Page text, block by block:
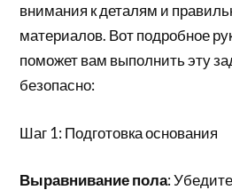
внимания к деталям и
материалов. Вот подробное
поможет вам выполнить эту
безопасно:
Шаг 1: Подготовка основания
Выравнивание пола: